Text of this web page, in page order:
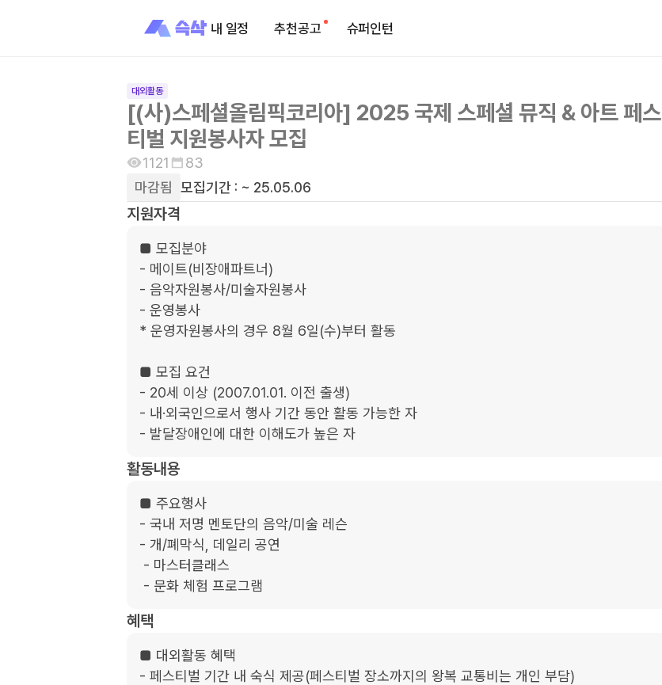
내 일정 추천공고 슈퍼인턴
대외활동
[(사)스페셜올림픽코리아] 2025 국제 스페셜 뮤직 & 아트 페스
티벌 지원봉사자 모집
1121
83
마감됨 모집기간 : ~ 25.05.06
지원자격
■ 모집분야
- 메이트(비장애파트너)
- 음악자원봉사/미술자원봉사
- 운영봉사
* 운영자원봉사의 경우 8월 6일(수)부터 활동
■ 모집 요건
- 20세 이상 (2007.01.01. 이전 출생)
- 내·외국인으로서 행사 기간 동안 활동 가능한 자
- 발달장애인에 대한 이해도가 높은 자
활동내용
■ 주요행사
- 국내 저명 멘토단의 음악/미술 레슨
- 개/폐막식, 데일리 공연
- 문화 체험 프로그램
혜택
■ 대외활동 혜택
- 페스티벌 기간 내 숙식 제공(페스티벌 장소까지의 왕복 교통비는 개인 부담)